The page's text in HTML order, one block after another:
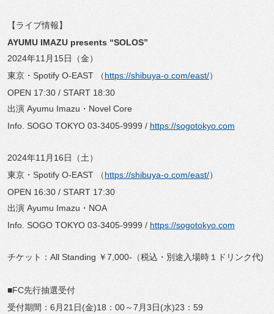
【ライブ情報】
AYUMU IMAZU presents “SOLOS”
2024年11月15日（金）
東京・Spotify O-EAST （https://shibuya-o.com/east/）
OPEN 17:30 / START 18:30
出演 Ayumu Imazu・Novel Core
Info. SOGO TOKYO 03-3405-9999 / https://sogotokyo.com
2024年11月16日（土）
東京・Spotify O-EAST （https://shibuya-o.com/east/）
OPEN 16:30 / START 17:30
出演 Ayumu Imazu・NOA
Info. SOGO TOKYO 03-3405-9999 / https://sogotokyo.com
チケット：All Standing ￥7,000-（税込・別途入場時１ドリンク代)
■FC先行抽選受付
受付期間：6月21日(金)18：00～7月3日(水)23：59